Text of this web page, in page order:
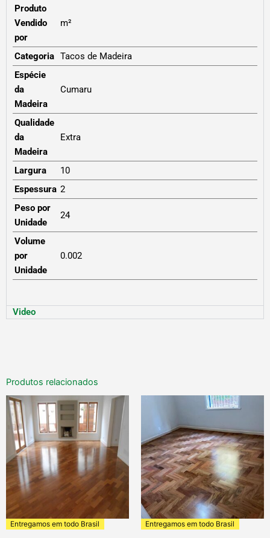
Produto
Vendido
por
m²
Categoria Tacos de Madeira
Espécie
da
Madeira
Cumaru
Qualidade
da
Madeira
Extra
Largura
10
Espessura 2
Peso por
Unidade
24
Volume
por
Unidade
0.002
Video
Produtos relacionados
Entregamos em todo Brasil Entregamos em todo Brasil